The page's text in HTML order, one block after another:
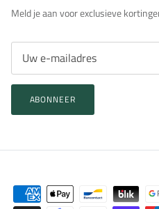
Meld je aan voor exclusieve
ABONNEER